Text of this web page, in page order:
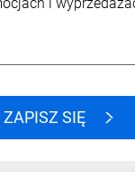
ZAPISZ SIĘ